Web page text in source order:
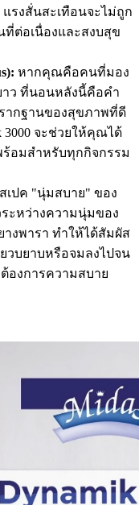
รงสั่นสะเทือนจะไม่ถูก
ต่อเนื่องและสงบสุข
หากคุณคือคนที่มอง
าว ที่นอนหลังนี้คือคำ
กฐานของสุขภาพที่ดี
3000 จะช่วยให้คุณได้
ร้อมสำหรับทุกกิจกรรม
สเปค "นุ่มสบาย" ของ
ะหว่างความนุ่มของ
งพารา ทำให้ได้สัมผัส
วบยาบหรือจมลงไปจน
องการความสบาย